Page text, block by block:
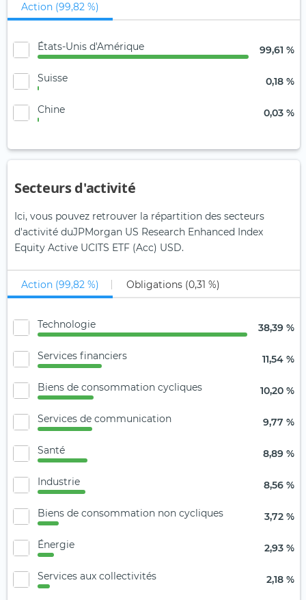
Action (99,82 %)
États-Unis d'Amérique 99,61 %
Suisse 0,18 %
Chine 0,03 %
Secteurs d'activité
Ici, vous pouvez retrouver la répartition des secteurs
d'activité duJPMorgan US Research Enhanced Index
Equity Active UCITS ETF (Acc) USD.
Action (99,82 %) Obligations (0,31 %)
Technologie 38,39 %
Services financiers 11,54 %
Biens de consommation cycliques 10,20 %
Services de communication 9,77 %
Santé 8,89 %
Industrie 8,56 %
Biens de consommation non cycliques 3,72 %
Énergie 2,93 %
Services aux collectivités 2,18 %